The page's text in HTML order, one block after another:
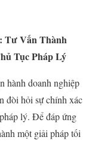
Tư Vấn Thành
Tục Pháp Lý
hành doanh nghiệp
đòi hỏi sự chính xác
lý. Để đáp ứng
một giải pháp tối